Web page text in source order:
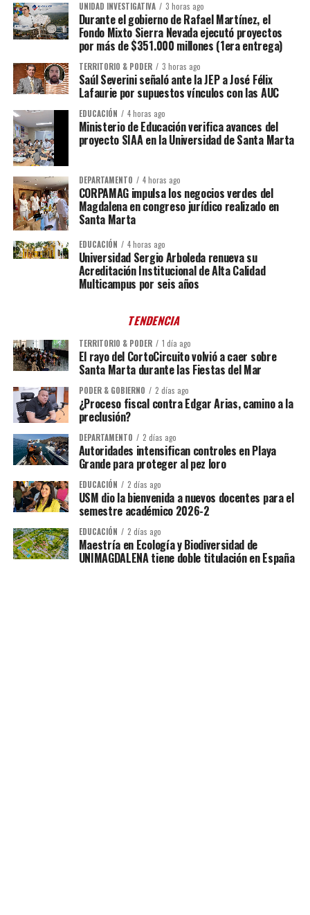
UNIDAD INVESTIGATIVA 3 horas ago
Durante el gobierno de Rafael Martínez, el
Fondo Mixto Sierra Nevada ejecutó proyectos
por más de $351.000 millones (1era entrega)
TERRITORIO & PODER 3 horas ago
Saúl Severini señaló ante la JEP a José Félix
Lafaurie por supuestos vínculos con las AUC
EDUCACIÓN 4 horas ago
Ministerio de Educación verifica avances del
proyecto SIAA en la Universidad de Santa Marta
DEPARTAMENTO 4 horas ago
CORPAMAG impulsa los negocios verdes del
Magdalena en congreso jurídico realizado en
Santa Marta
EDUCACIÓN 4 horas ago
Universidad Sergio Arboleda renueva su
Acreditación Institucional de Alta Calidad
Multicampus por seis años
TENDENCIA
TERRITORIO & PODER 1 día ago
El rayo del CortoCircuito volvió a caer sobre
Santa Marta durante las Fiestas del Mar
PODER & GOBIERNO 2 días ago
¿Proceso fiscal contra Edgar Arias, camino a la
preclusión?
DEPARTAMENTO 2 días ago
Autoridades intensifican controles en Playa
Grande para proteger al pez loro
EDUCACIÓN 2 días ago
USM dio la bienvenida a nuevos docentes para el
semestre académico 2026-2
EDUCACIÓN 2 días ago
Maestría en Ecología y Biodiversidad de
UNIMAGDALENA tiene doble titulación en España